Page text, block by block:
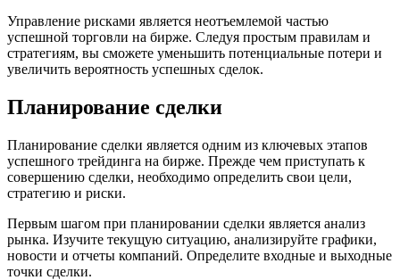
Управление рисками является неотъемлемой частью
успешной торговли на бирже. Следуя простым правилам и
стратегиям, вы сможете уменьшить потенциальные потери и
увеличить вероятность успешных сделок.
Планирование сделки
Планирование сделки является одним из ключевых этапов
успешного трейдинга на бирже. Прежде чем приступать к
совершению сделки, необходимо определить свои цели,
стратегию и риски.
Первым шагом при планировании сделки является анализ
рынка. Изучите текущую ситуацию, анализируйте графики,
новости и отчеты компаний. Определите входные и выходные
точки сделки.